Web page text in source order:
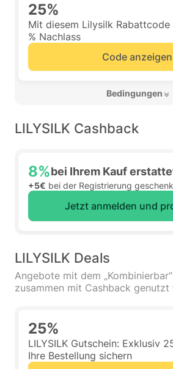
25%
Mit diesem Lilysilk Rabattcode
% Nachlass
Code anzeigen
Bedingungen
LILYSILK Cashback
8%bei Ihrem Kauf
+5€ bei der Registrierung
Jetzt anmelden und
LILYSILK Deals
Angebote mit dem
zusammen mit Cashback genutzt
25%
LILYSILK Gutschein: Exklusiv
Ihre Bestellung sichern